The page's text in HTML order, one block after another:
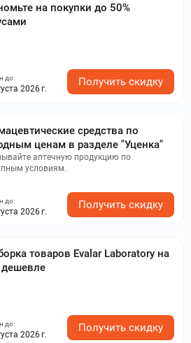
на покупки до 50%
до:
2026 г.
Получить скидку
средства по
ценам в разделе "Уценка"
аптечную продукцию по
условиям.
до:
2026 г.
Получить скидку
товаров Evalar Laboratory на
дешевле
до:
2026 г.
Получить скидку